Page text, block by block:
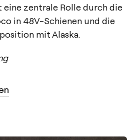
zentrale Rolle durch die
in 48V-Schienen und die
mit Alaska.